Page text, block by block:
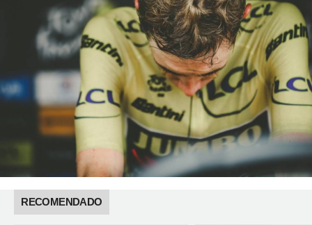
RECOMENDADO